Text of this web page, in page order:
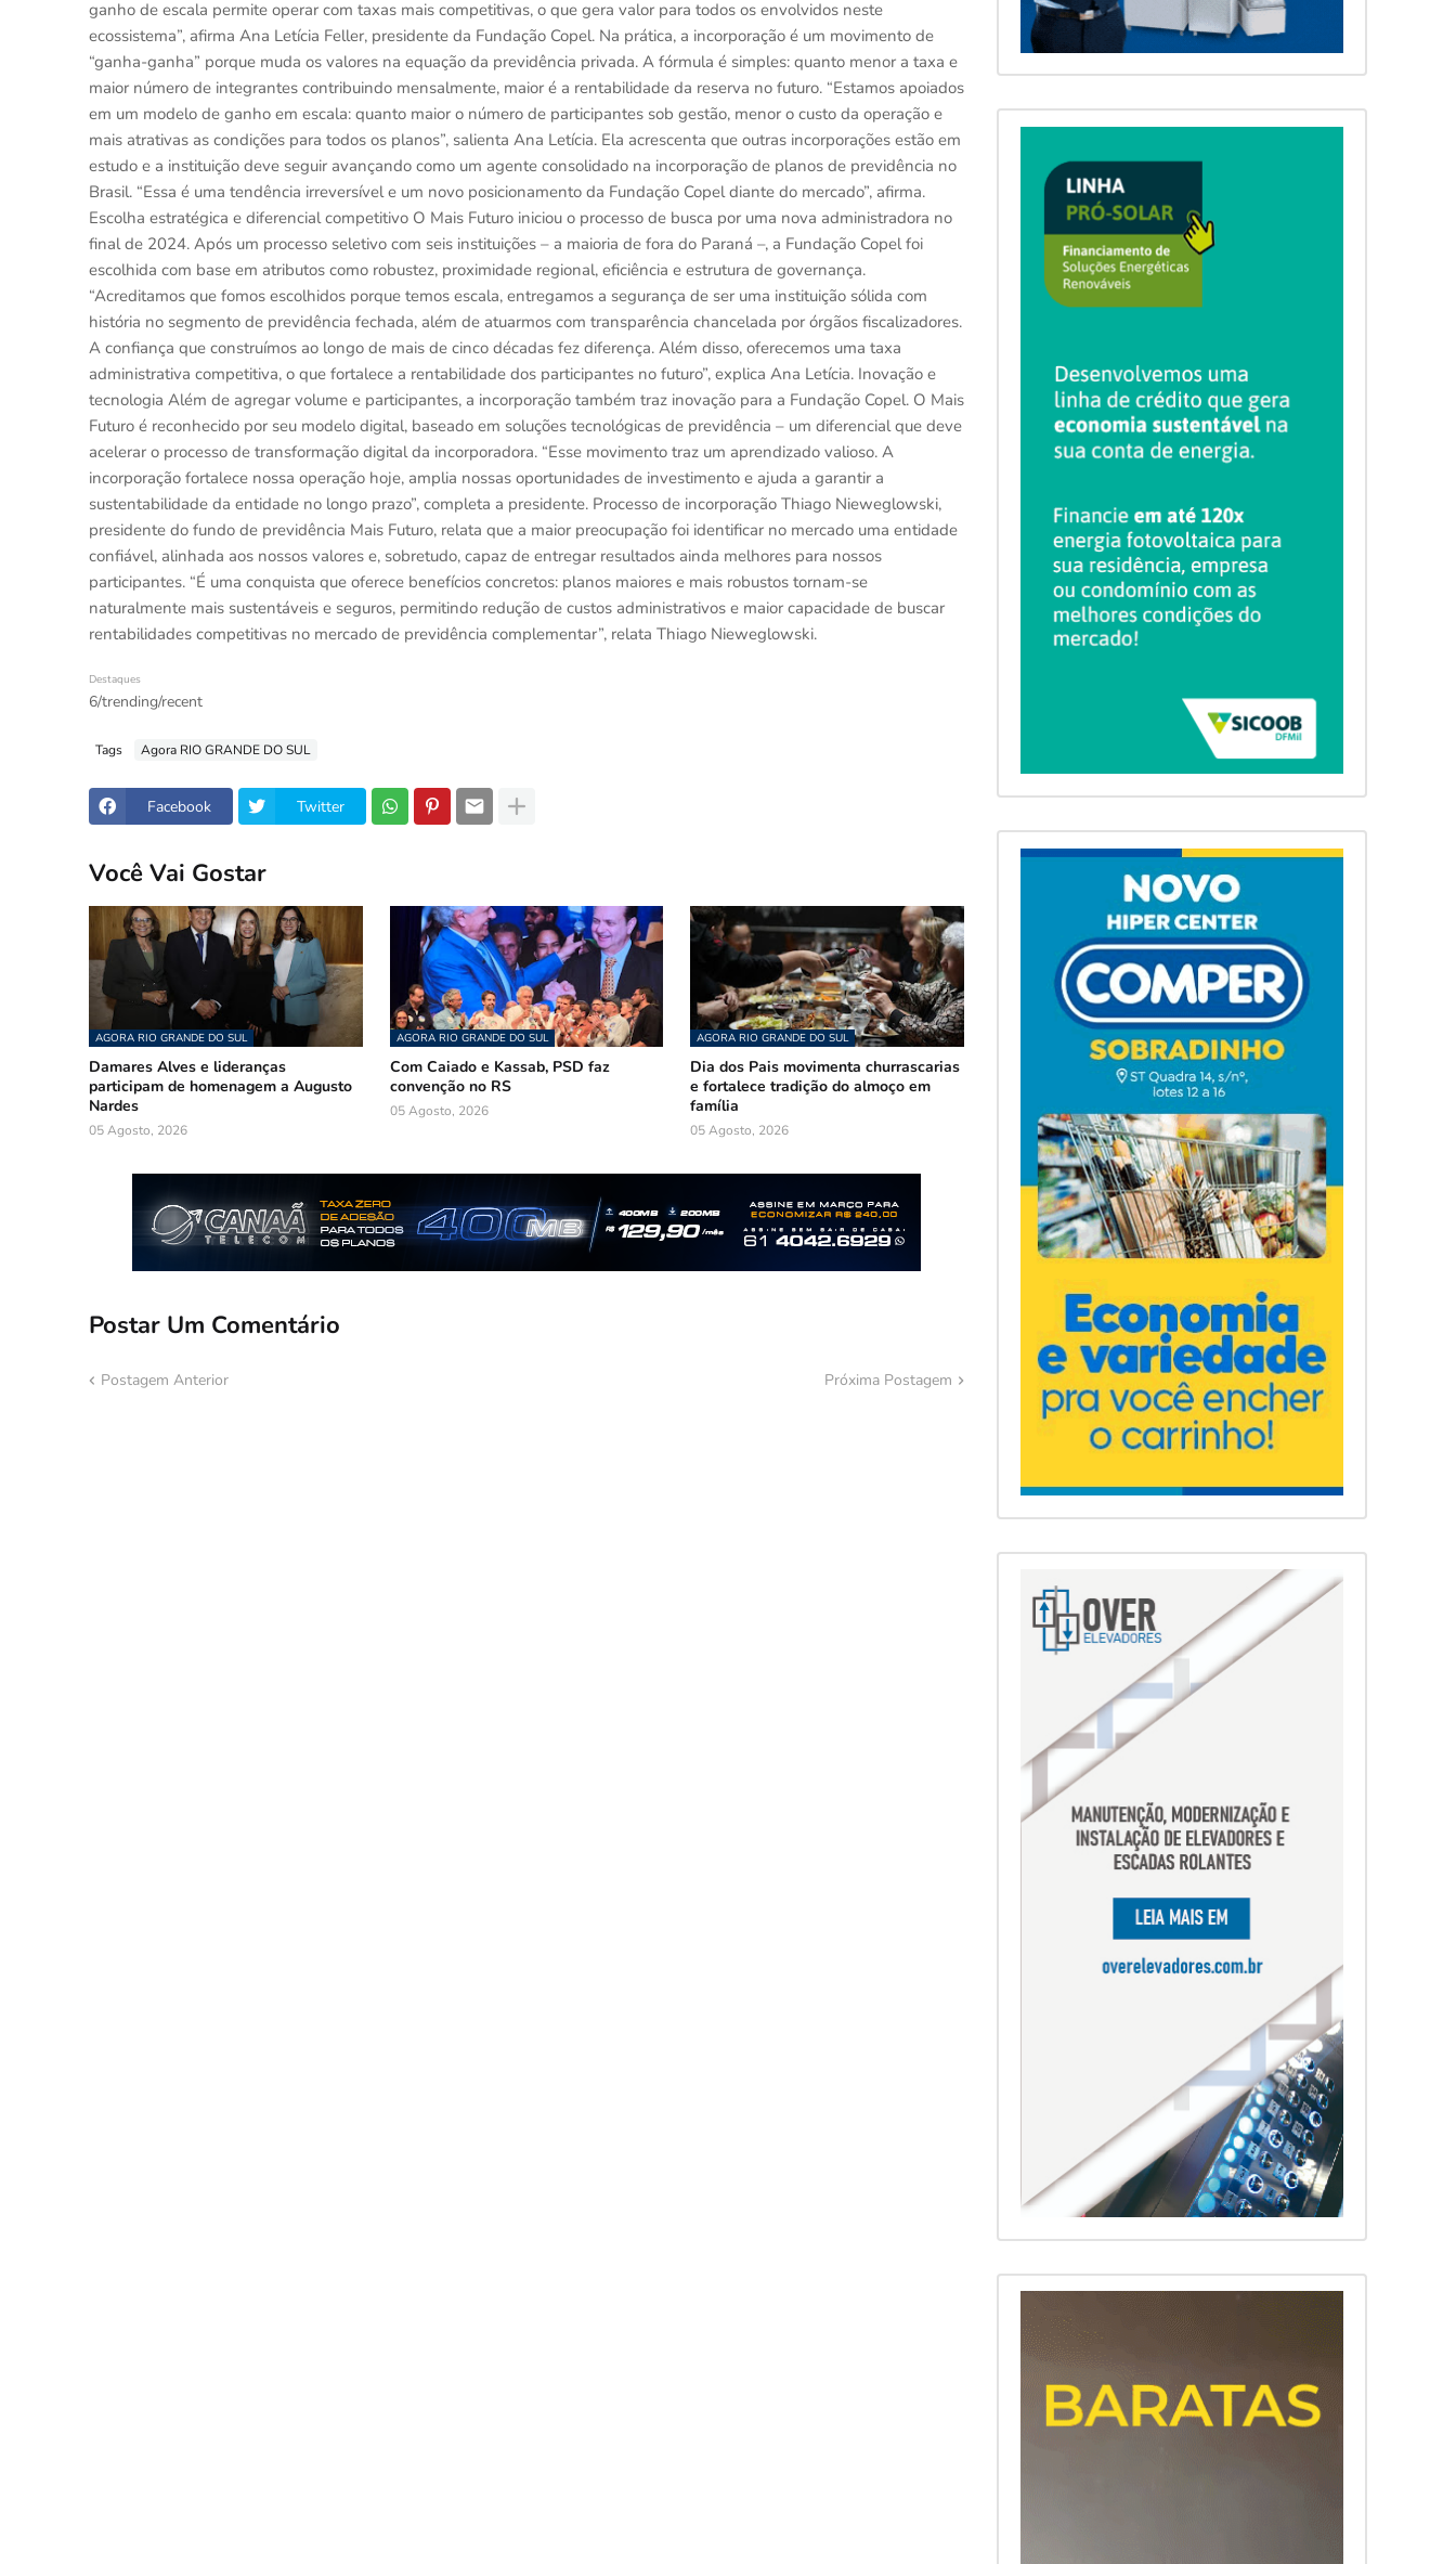
ganho de escala permite operar com taxas mais competitivas, o que gera valor para todos os envolvidos neste
ecossistema”, afirma Ana Letícia Feller, presidente da Fundação Copel. Na prática, a incorporação é um movimento de
“ganha-ganha” porque muda os valores na equação da previdência privada. A fórmula é simples: quanto menor a taxa e
maior número de integrantes contribuindo mensalmente, maior é a rentabilidade da reserva no futuro. “Estamos apoiados
em um modelo de ganho em escala: quanto maior o número de participantes sob gestão, menor o custo da operação e
mais atrativas as condições para todos os planos”, salienta Ana Letícia. Ela acrescenta que outras incorporações estão em
estudo e a instituição deve seguir avançando como um agente consolidado na incorporação de planos de previdência no
Brasil. “Essa é uma tendência irreversível e um novo posicionamento da Fundação Copel diante do mercado”, afirma.
Escolha estratégica e diferencial competitivo O Mais Futuro iniciou o processo de busca por uma nova administradora no
final de 2024. Após um processo seletivo com seis instituições – a maioria de fora do Paraná –, a Fundação Copel foi
escolhida com base em atributos como robustez, proximidade regional, eficiência e estrutura de governança.
“Acreditamos que fomos escolhidos porque temos escala, entregamos a segurança de ser uma instituição sólida com
história no segmento de previdência fechada, além de atuarmos com transparência chancelada por órgãos fiscalizadores.
A confiança que construímos ao longo de mais de cinco décadas fez diferença. Além disso, oferecemos uma taxa
administrativa competitiva, o que fortalece a rentabilidade dos participantes no futuro”, explica Ana Letícia. Inovação e
tecnologia Além de agregar volume e participantes, a incorporação também traz inovação para a Fundação Copel. O Mais
Futuro é reconhecido por seu modelo digital, baseado em soluções tecnológicas de previdência – um diferencial que deve
acelerar o processo de transformação digital da incorporadora. “Esse movimento traz um aprendizado valioso. A
incorporação fortalece nossa operação hoje, amplia nossas oportunidades de investimento e ajuda a garantir a
sustentabilidade da entidade no longo prazo”, completa a presidente. Processo de incorporação Thiago Nieweglowski,
presidente do fundo de previdência Mais Futuro, relata que a maior preocupação foi identificar no mercado uma entidade
confiável, alinhada aos nossos valores e, sobretudo, capaz de entregar resultados ainda melhores para nossos
participantes. “É uma conquista que oferece benefícios concretos: planos maiores e mais robustos tornam-se
naturalmente mais sustentáveis e seguros, permitindo redução de custos administrativos e maior capacidade de buscar
rentabilidades competitivas no mercado de previdência complementar”, relata Thiago Nieweglowski.
Destaques
6/trending/recent
Tags Agora RIO GRANDE DO SUL
Facebook Twitter
Você Vai Gostar
AGORA RIO GRANDE DO SUL
Damares Alves e lideranças
participam de homenagem a Augusto
Nardes
05 Agosto, 2026
AGORA RIO GRANDE DO SUL
Com Caiado e Kassab, PSD faz
convenção no RS
05 Agosto, 2026
AGORA RIO GRANDE DO SUL
Dia dos Pais movimenta churrascarias
e fortalece tradição do almoço em
família
05 Agosto, 2026
Postar Um Comentário
Postagem Anterior Próxima Postagem